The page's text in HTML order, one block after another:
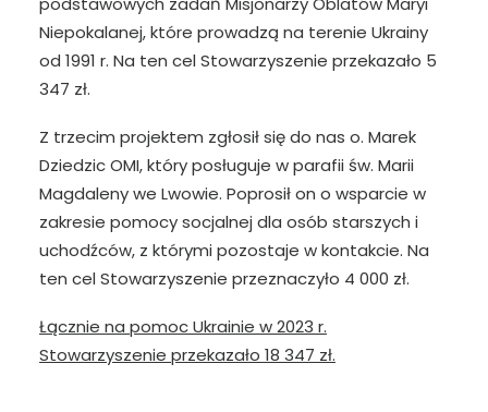
Niepokalanej, które prowadzą na terenie Ukrainy
od 1991 r. Na ten cel Stowarzyszenie przekazało 5
347 zł.
Z trzecim projektem zgłosił się do nas o. Marek
Dziedzic OMI, który posługuje w parafii św. Marii
Magdaleny we Lwowie. Poprosił on o wsparcie w
zakresie pomocy socjalnej dla osób starszych i
uchodźców, z którymi pozostaje w kontakcie. Na
ten cel Stowarzyszenie przeznaczyło 4 000 zł.
Łącznie na pomoc Ukrainie w 2023 r.
Stowarzyszenie przekazało 18 347 zł.